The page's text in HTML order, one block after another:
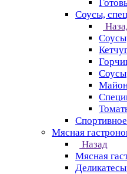
Соусы,
Соусы
Мясная
Назад
Мясная